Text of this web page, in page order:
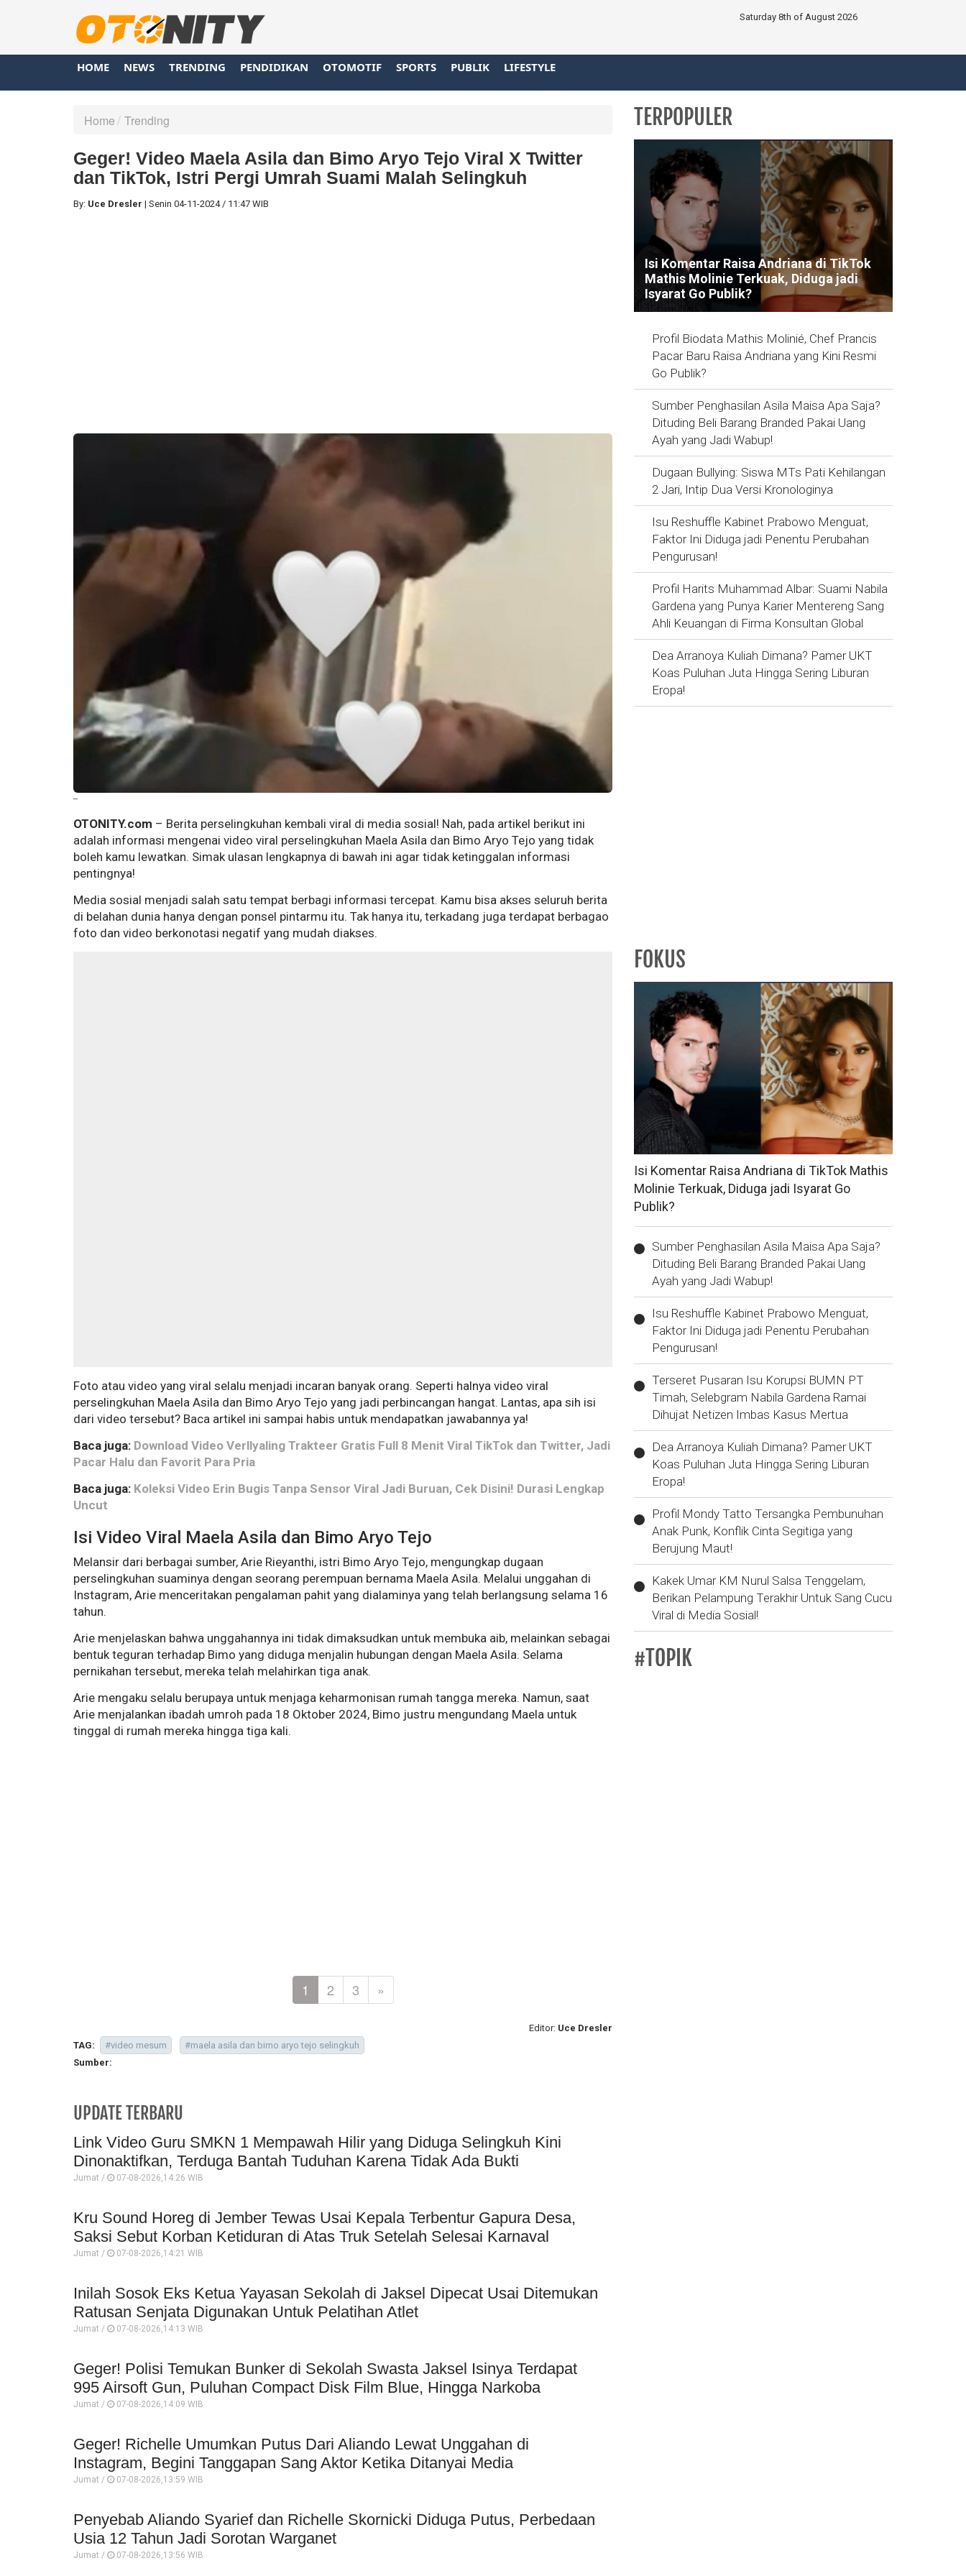
Saturday 8th of August 2026
HOME NEWS TRENDING PENDIDIKAN OTOMOTIF SPORTS PUBLIK LIFESTYLE
Home Trending
Geger! Video Maela Asila dan Bimo Aryo Tejo Viral X Twitter
dan TikTok, Istri Pergi Umrah Suami Malah Selingkuh
By: Uce Dresler | Senin 04-11-2024 / 11:47 WIB
--
OTONITY.com – Berita perselingkuhan kembali viral di media sosial! Nah, pada artikel berikut ini
adalah informasi mengenai video viral perselingkuhan Maela Asila dan Bimo Aryo Tejo yang tidak
boleh kamu lewatkan. Simak ulasan lengkapnya di bawah ini agar tidak ketinggalan informasi
pentingnya!
Media sosial menjadi salah satu tempat berbagi informasi tercepat. Kamu bisa akses seluruh berita
di belahan dunia hanya dengan ponsel pintarmu itu. Tak hanya itu, terkadang juga terdapat berbagao
foto dan video berkonotasi negatif yang mudah diakses.
Foto atau video yang viral selalu menjadi incaran banyak orang. Seperti halnya video viral
perselingkuhan Maela Asila dan Bimo Aryo Tejo yang jadi perbincangan hangat. Lantas, apa sih isi
dari video tersebut? Baca artikel ini sampai habis untuk mendapatkan jawabannya ya!
Baca juga: Download Video Verllyaling Trakteer Gratis Full 8 Menit Viral TikTok dan Twitter, Jadi
Pacar Halu dan Favorit Para Pria
Baca juga: Koleksi Video Erin Bugis Tanpa Sensor Viral Jadi Buruan, Cek Disini! Durasi Lengkap
Uncut
Isi Video Viral Maela Asila dan Bimo Aryo Tejo
Melansir dari berbagai sumber, Arie Rieyanthi, istri Bimo Aryo Tejo, mengungkap dugaan
perselingkuhan suaminya dengan seorang perempuan bernama Maela Asila. Melalui unggahan di
Instagram, Arie menceritakan pengalaman pahit yang dialaminya yang telah berlangsung selama 16
tahun.
Arie menjelaskan bahwa unggahannya ini tidak dimaksudkan untuk membuka aib, melainkan sebagai
bentuk teguran terhadap Bimo yang diduga menjalin hubungan dengan Maela Asila. Selama
pernikahan tersebut, mereka telah melahirkan tiga anak.
Arie mengaku selalu berupaya untuk menjaga keharmonisan rumah tangga mereka. Namun, saat
Arie menjalankan ibadah umroh pada 18 Oktober 2024, Bimo justru mengundang Maela untuk
tinggal di rumah mereka hingga tiga kali.
1 2 3 »
Editor: Uce Dresler
TAG:
#video mesum
#maela asila dan bimo aryo tejo selingkuh
Sumber:
UPDATE TERBARU
Link Video Guru SMKN 1 Mempawah Hilir yang Diduga Selingkuh Kini
Dinonaktifkan, Terduga Bantah Tuduhan Karena Tidak Ada Bukti
Jumat / 07-08-2026,14:26 WIB
Kru Sound Horeg di Jember Tewas Usai Kepala Terbentur Gapura Desa,
Saksi Sebut Korban Ketiduran di Atas Truk Setelah Selesai Karnaval
Jumat / 07-08-2026,14:21 WIB
Inilah Sosok Eks Ketua Yayasan Sekolah di Jaksel Dipecat Usai Ditemukan
Ratusan Senjata Digunakan Untuk Pelatihan Atlet
Jumat / 07-08-2026,14:13 WIB
Geger! Polisi Temukan Bunker di Sekolah Swasta Jaksel Isinya Terdapat
995 Airsoft Gun, Puluhan Compact Disk Film Blue, Hingga Narkoba
Jumat / 07-08-2026,14:09 WIB
Geger! Richelle Umumkan Putus Dari Aliando Lewat Unggahan di
Instagram, Begini Tanggapan Sang Aktor Ketika Ditanyai Media
Jumat / 07-08-2026,13:59 WIB
Penyebab Aliando Syarief dan Richelle Skornicki Diduga Putus, Perbedaan
Usia 12 Tahun Jadi Sorotan Warganet
Jumat / 07-08-2026,13:56 WIB
TERPOPULER
Isi Komentar Raisa Andriana di TikTok
Mathis Molinie Terkuak, Diduga jadi
Isyarat Go Publik?
Profil Biodata Mathis Molinié, Chef Prancis
Pacar Baru Raisa Andriana yang Kini Resmi
Go Publik?
Sumber Penghasilan Asila Maisa Apa Saja?
Dituding Beli Barang Branded Pakai Uang
Ayah yang Jadi Wabup!
Dugaan Bullying: Siswa MTs Pati Kehilangan
2 Jari, Intip Dua Versi Kronologinya
Isu Reshuffle Kabinet Prabowo Menguat,
Faktor Ini Diduga jadi Penentu Perubahan
Pengurusan!
Profil Harits Muhammad Albar: Suami Nabila
Gardena yang Punya Karier Mentereng Sang
Ahli Keuangan di Firma Konsultan Global
Dea Arranoya Kuliah Dimana? Pamer UKT
Koas Puluhan Juta Hingga Sering Liburan
Eropa!
FOKUS
Isi Komentar Raisa Andriana di TikTok Mathis
Molinie Terkuak, Diduga jadi Isyarat Go
Publik?
Sumber Penghasilan Asila Maisa Apa Saja?
Dituding Beli Barang Branded Pakai Uang
Ayah yang Jadi Wabup!
Isu Reshuffle Kabinet Prabowo Menguat,
Faktor Ini Diduga jadi Penentu Perubahan
Pengurusan!
Terseret Pusaran Isu Korupsi BUMN PT
Timah, Selebgram Nabila Gardena Ramai
Dihujat Netizen Imbas Kasus Mertua
Dea Arranoya Kuliah Dimana? Pamer UKT
Koas Puluhan Juta Hingga Sering Liburan
Eropa!
Profil Mondy Tatto Tersangka Pembunuhan
Anak Punk, Konflik Cinta Segitiga yang
Berujung Maut!
Kakek Umar KM Nurul Salsa Tenggelam,
Berikan Pelampung Terakhir Untuk Sang Cucu
Viral di Media Sosial!
#TOPIK